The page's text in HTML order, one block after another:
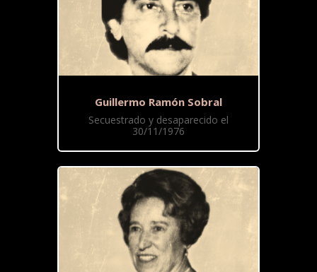
Guillermo Ramón Sobral
Secuestrado y desaparecido el
30/11/1976